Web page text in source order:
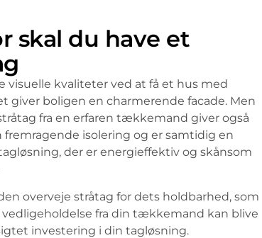
skal du have et
visuelle kvaliteter ved at få et hus med
giver boligen en charmerende facade. Men
fra en erfaren tækkemand giver også
fremragende isolering og er samtidig en
der er energieffektiv og skånsom
overveje stråtag for dets holdbarhed, som
fra din tækkemand kan blive
investering i din tagløsning.